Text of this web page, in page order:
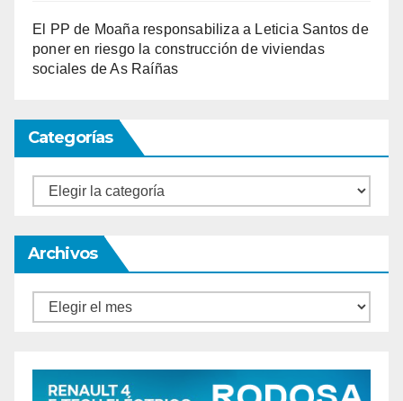
El PP de Moaña responsabiliza a Leticia Santos de
poner en riesgo la construcción de viviendas
sociales de As Raíñas
Categorías
Categorías
Archivos
Archivos